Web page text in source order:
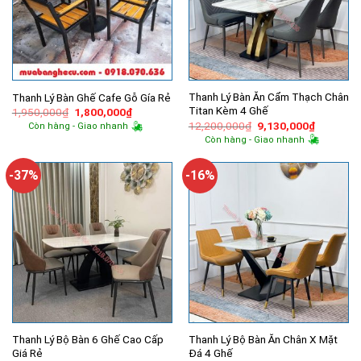
Thanh Lý Bàn Ghế Cafe Gỗ Gía Rẻ
1,950,000₫ Giá
gốc
là:
1,800,000₫Giá
hiện
tại
Còn hàng - Giao nhanh
Thanh Lý Bàn Ăn Cẩm Thạch Chân
Titan Kèm 4 Ghế
12,200,000₫ Giá
gốc
là:
9,130,000₫Giá
hiện
tại
Còn hàng - Giao nhanh
-37%
Thanh Lý Bộ Bàn 6 Ghế Cao Cấp
Giá Rẻ
-16%
Thanh Lý Bộ Bàn Ăn Chân X Mặt
Đá 4 Ghế